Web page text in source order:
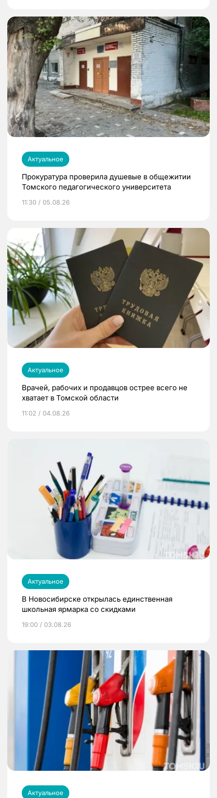
Актуальное
Прокуратура проверила душевые в общежитии
Томского педагогического университета
11:30 / 05.08.26
Актуальное
Врачей, рабочих и продавцов острее всего не
хватает в Томской области
11:02 / 04.08.26
Актуальное
В Новосибирске открылась единственная
школьная ярмарка со скидками
19:00 / 03.08.26
Актуальное